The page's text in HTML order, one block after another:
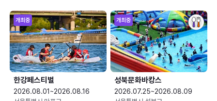
개최중
한강페스티벌
2026.08.01~2026.08.16
개최중
성북문화바캉스
2026.07.25~2026.08.09